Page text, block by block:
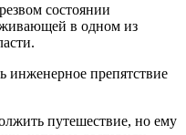
состоянии
в одном из
инженерное препятствие
путешествие, но ему